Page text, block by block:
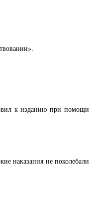
к изданию при помощи
наказания не поколебали